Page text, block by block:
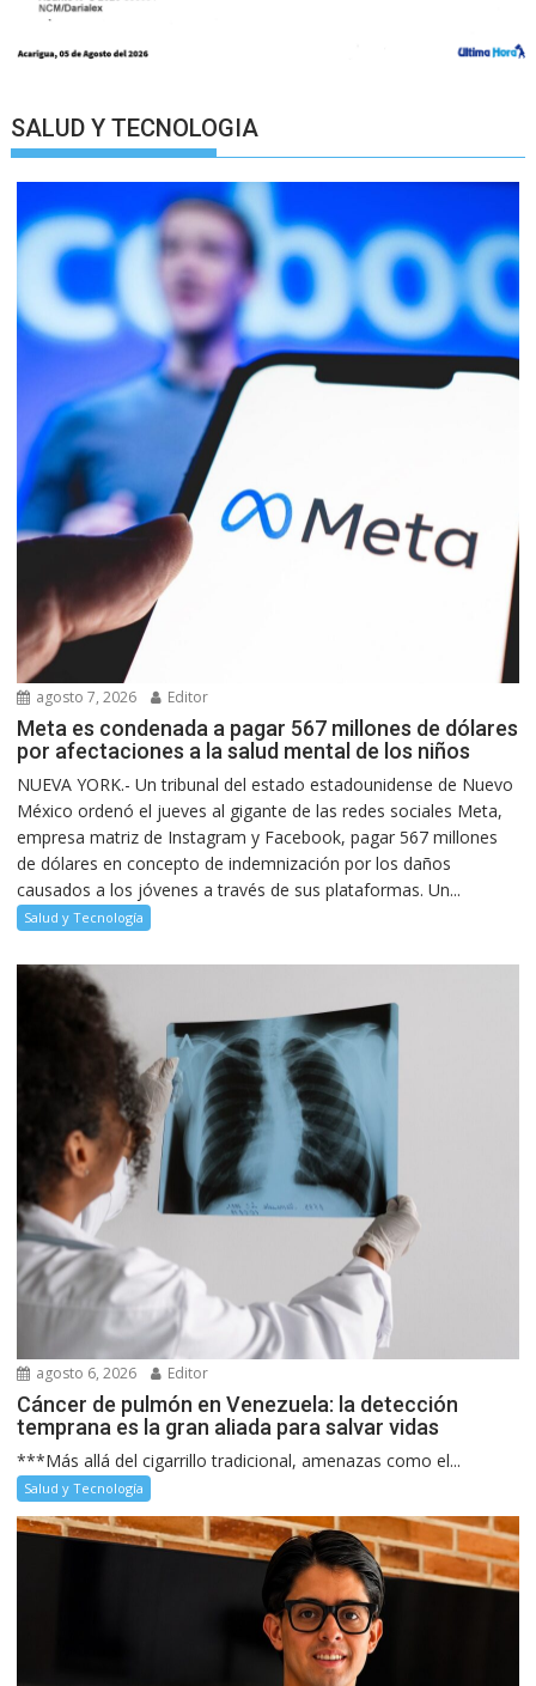
SALUD Y TECNOLOGIA
agosto 7, 2026 Editor
Meta es condenada a pagar 567 millones de dólares
por afectaciones a la salud mental de los niños
NUEVA YORK.- Un tribunal del estado estadounidense de Nuevo
México ordenó el jueves al gigante de las redes sociales Meta,
empresa matriz de Instagram y Facebook, pagar 567 millones
de dólares en concepto de indemnización por los daños
causados a los jóvenes a través de sus plataformas. Un...
Salud y Tecnología
agosto 6, 2026 Editor
Cáncer de pulmón en Venezuela: la detección
temprana es la gran aliada para salvar vidas
***Más allá del cigarrillo tradicional, amenazas como el...
Salud y Tecnología